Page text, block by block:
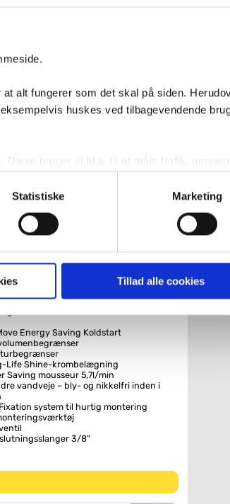
alt fungerer som det skal på siden.
huskes ved tilbagevendende
kunder.
at klikke 'Vis detaljer' nedenfor kan du se
formål med de pågældende cookies. Du
Til enhver tid er det ligeledes muligt,
at klikkeher.
Statistiske Marketing
Tillad alle cookies
unødigt varmt vand.
her på siden, for at se præcis
er ikke kun elegant at se på,
Den har en utroligt holdbar krom-
at rengøre, og altid ser flot ud.
vandsparende funktion, er vandhanen
håndvaskarmatur er designet med et
der gør det let for selv den uøvede
Der følger både vejledning, et 3-i-1
Grohe Quicktool, og du kan se
Energy Saving Koldstart
Life Shine-krombelægning
Saving mousseur 5,7l/min
vandveje – bly- og nikkelfri inden i
system til hurtig montering
3/8”